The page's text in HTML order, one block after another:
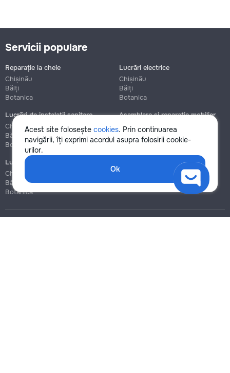
Acest site folosește cookies. Prin continuarea
navigării, îți exprimi acordul asupra folosirii cookie-
urilor.
Ok
Servicii populare
Reparație la cheie
Chișinău
Bălți
Botanica
Lucrări electrice
Chișinău
Bălți
Botanica
Lucrări de instalații sanitare
Chișinău
Bălți
Botanica
Asamblare și reparație mobilier
Chișinău
Botanica
Lucrări de construcție și instalare
Chișinău
Bălți
Botanica